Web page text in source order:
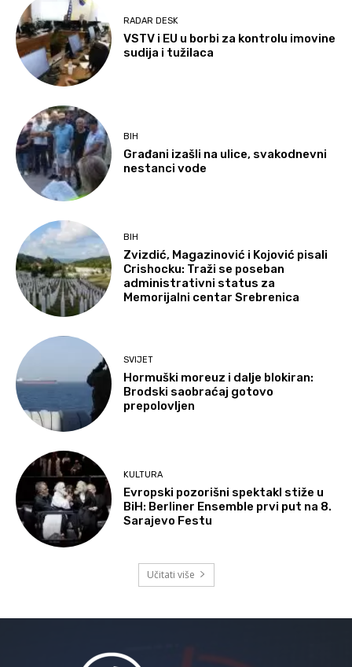
RADAR DESK
VSTV i EU u borbi za kontrolu imovine
sudija i tužilaca
BIH
Građani izašli na ulice, svakodnevni
nestanci vode
BIH
Zvizdić, Magazinović i Kojović pisali
Crishocku: Traži se poseban
administrativni status za
Memorijalni centar Srebrenica
SVIJET
Hormuški moreuz i dalje blokiran:
Brodski saobraćaj gotovo
prepolovljen
KULTURA
Evropski pozorišni spektakl stiže u
BiH: Berliner Ensemble prvi put na 8.
Sarajevo Festu
Učitati više